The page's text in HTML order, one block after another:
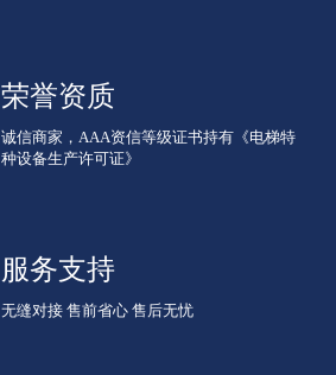
荣誉资质
诚信商家，AAA资信等级证书持有《电梯特
种设备生产许可证》
服务支持
无缝对接 售前省心 售后无忧